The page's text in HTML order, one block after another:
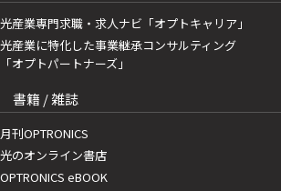
光産業専門求職・求人ナビ「オプトキャリア」
光産業に特化した事業継承コンサルティング
「オプトパートナーズ」
書籍 / 雑誌
月刊OPTRONICS
光のオンライン書店
OPTRONICS eBOOK